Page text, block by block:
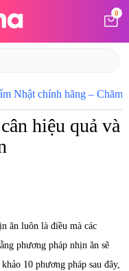
0
Nhật chính hãng – Chăm
hiệu quả và
ăn luôn là điều mà các
phương pháp nhịn ăn sẽ
10 phương pháp sau đây,